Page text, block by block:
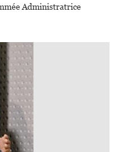
Administratrice